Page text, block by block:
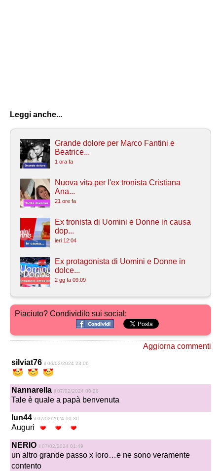
Leggi anche...
Grande dolore per Marco Fantini e
Beatrice...
1 ora fa
Nuova vita per l'ex tronista Cristiana
Ana...
21 ore fa
Ex tronista di Uomini e Donne in causa
dop...
ieri 12:04
Ex protagonista di Uomini e Donne in
dolce...
2 gg fa 09:09
Piaciuto? Condividilo sui social:
Aggiorna commenti
silviat76 il 06/02/2024 23:06
Nannarella il 07/02/2024 00:28
Tale è quale a papà benvenuta
lun44 il 07/02/2024 00:30
Auguri
NERIO il 07/02/2024 01:49
un altro grande passo x loro…e ne sono veramente
contento